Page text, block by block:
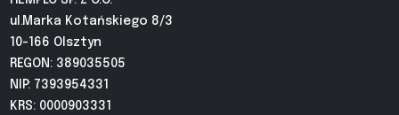
ul.Marka Kotańskiego 8/3
10-166 Olsztyn
REGON: 389035505
NIP: 7393954331
KRS: 0000903331